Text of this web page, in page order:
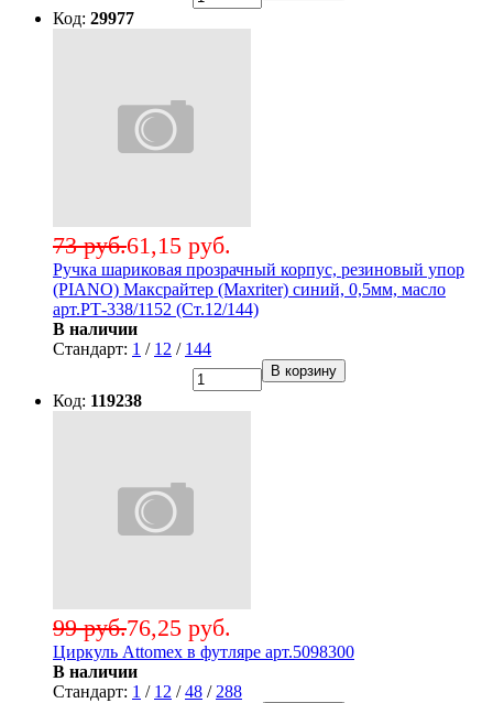
Код: 29977
61,15 руб.
73 руб.
Ручка шариковая прозрачный корпус, резиновый упор
(PIANO) Максрайтер (Maxriter) синий, 0,5мм, масло
арт.РТ-338/1152 (Ст.12/144)
В наличии
Стандарт: 1 / 12 / 144
В корзину
Код: 119238
76,25 руб.
99 руб.
Циркуль Attomex в футляре арт.5098300
В наличии
Стандарт: 1 / 12 /48 / 288